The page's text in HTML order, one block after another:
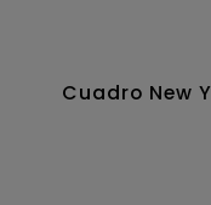
Cuadro New